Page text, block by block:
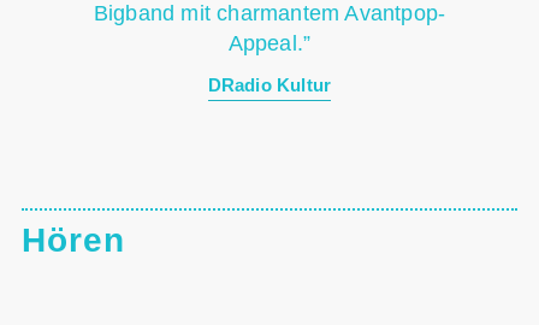
Hören
Bigband mit charmantem Avantpop-
Appeal.”
DRadio Kultur